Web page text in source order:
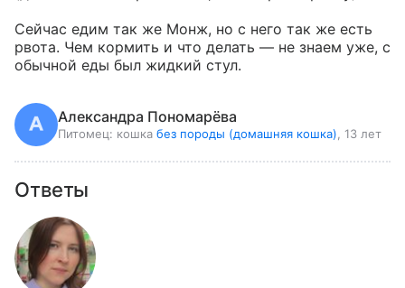
Сейчас едим так же Монж, но с него так же есть
рвота. Чем кормить и что делать — не знаем уже, с
обычной еды был жидкий стул.
Александра Пономарёва
Питомец: кошка без породы (домашняя кошка) , 13 лет
Ответы